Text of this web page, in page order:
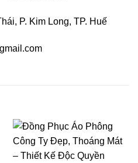
P. Kim Long, TP. Huế